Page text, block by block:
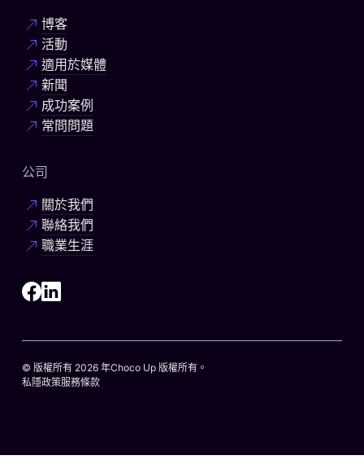
博客
活動
適用於媒體
新聞
成功案例
常問問題
公司
關於我們
聯絡我們
職業生涯
© 版權所有 2026 年Choco Up 版權所有。
私隱政策服務條款